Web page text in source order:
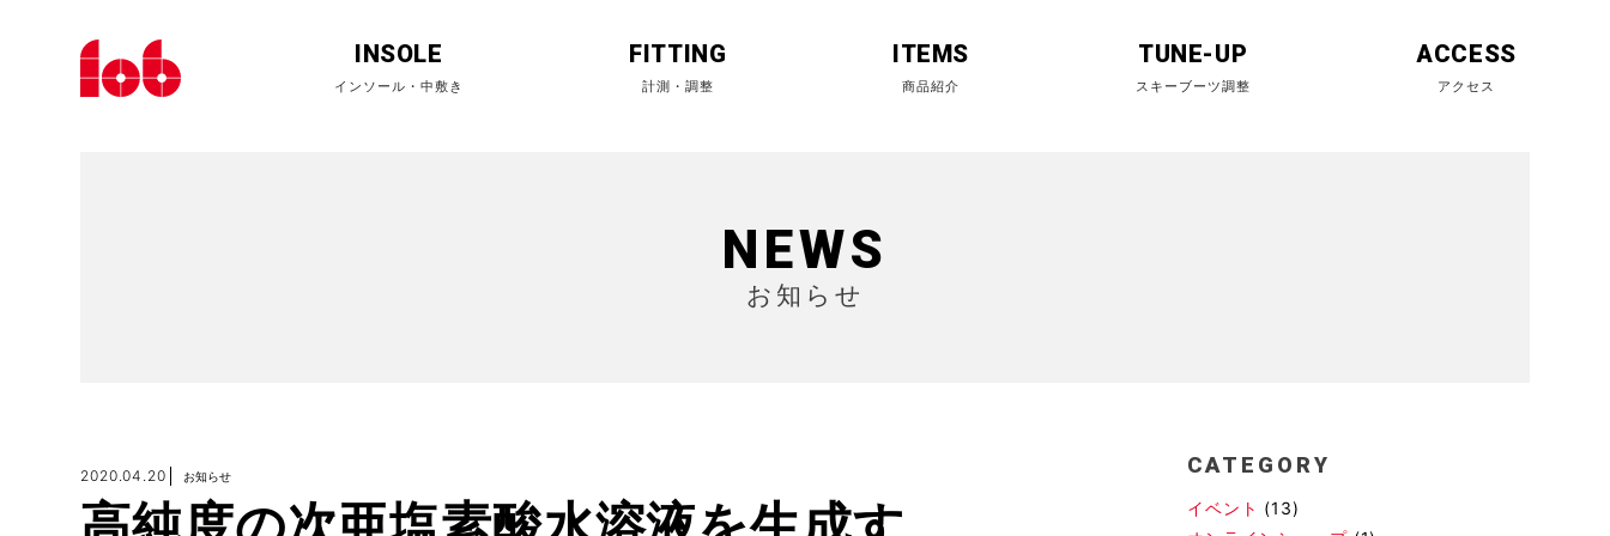
INSOLE FITTING ITEMS TUNE-UP ACCESS
NEWS
お知らせ
2020.04.20 お知らせ CATEGORY
イベント (13)